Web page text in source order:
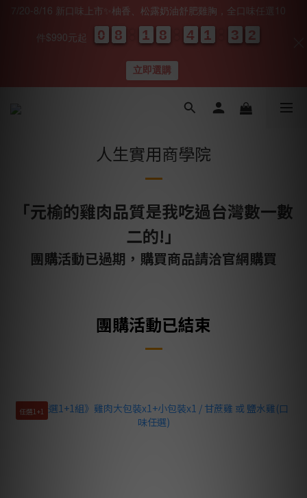
人生實用商學院
「元榆的雞肉品質是我吃過台灣數一數
二的!」
團購活動已過期，購買商品請洽官網購買
團購活動已結束
任選1+1
7/20-8/16 新口味上市✨柚香、松露奶油舒肥雞胸，全口味任選10
件$990元起 0
0
0
0 8
8
8
8 1
1
1
1 8
8
8
8 4
4
4
4 1
1
1
1 3
3
3
3 0
0
1
1
1
1
立即選購